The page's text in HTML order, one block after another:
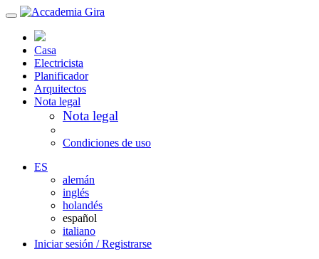
Casa
Electricista
Planificador
Arquitectos
Nota legal
Nota legal
Condiciones de uso
ES
alemán
inglés
holandés
español
italiano
Iniciar sesión / Registrarse